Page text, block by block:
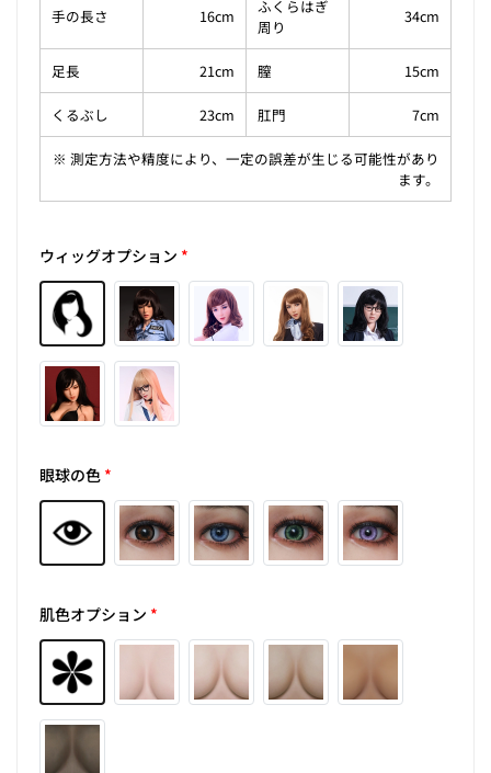
手の長さ 16cm
ふくらはぎ
周り
34cm
足長 21cm 膣 15cm
くるぶし 23cm 肛門 7cm
※ 測定方法や精度により、一定の誤差が生じる可能性があり
ます。
ウィッグオプション *
眼球の色*
肌色オプション *